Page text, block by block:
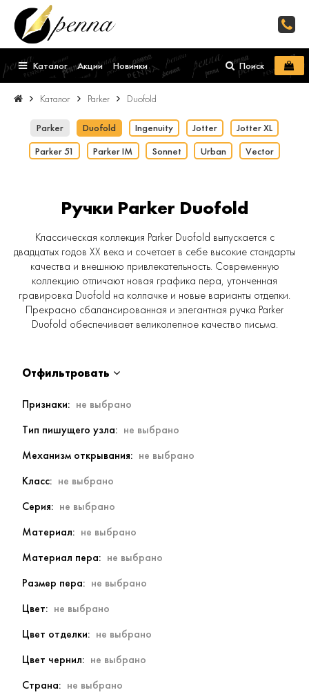
Каталог Акции Новинки Поиск
Каталог Parker Duofold
Parker Duofold Ingenuity Jotter
Jotter XL
Parker 51
Parker IM Sonnet Urban Vector
Ручки Parker Duofold
Классическая коллекция Parker Duofold выпускается с
двадцатых годов XX века и сочетает в себе высокие стандарты
качества и внешнюю привлекательность. Современную
коллекцию отличают новая графика пера, утонченная
гравировка Duofold на колпачке и новые варианты отделки.
Прекрасно сбалансированная и элегантная ручка Parker
Duofold обеспечивает великолепное качество письма.
Отфильтровать
Признаки
Тип пишущего узла
Механизм открывания
Класс
Серия
Материал
Материал пера
Размер пера
Цвет
Цвет отделки
Цвет чернил
Страна